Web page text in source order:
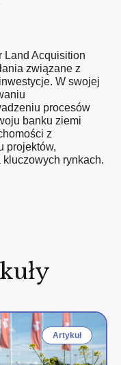
Land Acquisition
związane z
W swojej
procesów
banku ziemi
z
projektów,
rynkach.
Artykuł